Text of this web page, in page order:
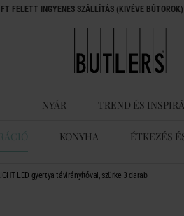
FELETT INGYENES SZÁLLÍTÁS (KIVÉVE
NYÁR TREND ÉS
KONYHA ÉTKEZÉS
LED gyertya távirányítóval, szürke 3 darab